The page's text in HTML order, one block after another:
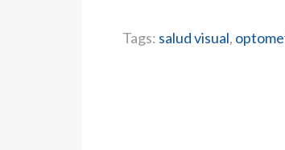
Tags: salud visual,